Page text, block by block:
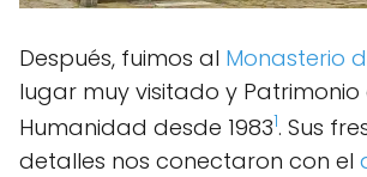
Después, fuimos al Monasterio
lugar muy visitado y Patrimonio
Humanidad desde 19831. Sus
detalles nos conectaron con el